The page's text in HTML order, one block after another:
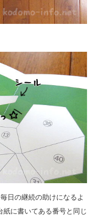
日の継続の助けになるよ
紙に書いてある番号と同じ